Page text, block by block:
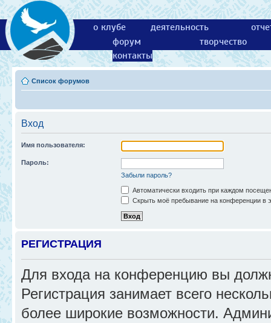
о клубе деятельность
форум
творчество
контакты
Список форумов
Вход
Имя пользователя:
Пароль:
Забыли пароль?
Автоматически входить при каждом
Скрыть моё пребывание на конференции в
РЕГИСТРАЦИЯ
Для входа на конференцию вы
Регистрация занимает всего
более широкие возможности.